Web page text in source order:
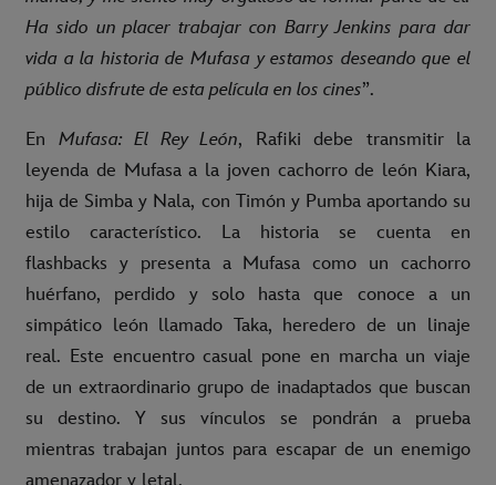
Ha sido un placer trabajar con Barry Jenkins para dar
vida a la historia de Mufasa y estamos deseando que el
público disfrute de esta película en los cines”.
En Mufasa: El Rey León, Rafiki debe transmitir la
leyenda de Mufasa a la joven cachorro de león Kiara,
hija de Simba y Nala, con Timón y Pumba aportando su
estilo característico. La historia se cuenta en
flashbacks y presenta a Mufasa como un cachorro
huérfano, perdido y solo hasta que conoce a un
simpático león llamado Taka, heredero de un linaje
real. Este encuentro casual pone en marcha un viaje
de un extraordinario grupo de inadaptados que buscan
su destino. Y sus vínculos se pondrán a prueba
mientras trabajan juntos para escapar de un enemigo
amenazador y letal.